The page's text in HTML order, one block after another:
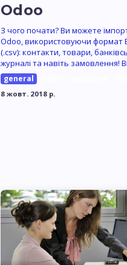
Odoo
З чого почати? Ви можете
Odoo, використовуючи формат
(.csv): контакти, товари,
журналі та навіть замовлення!
general
8 жовт. 2018 р.